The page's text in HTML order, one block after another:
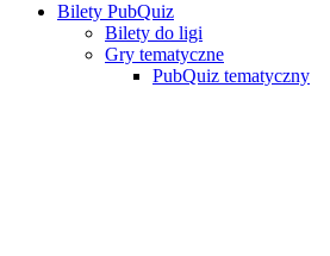
Bilety PubQuiz
Bilety do ligi
Gry tematyczne
PubQuiz tematyczny